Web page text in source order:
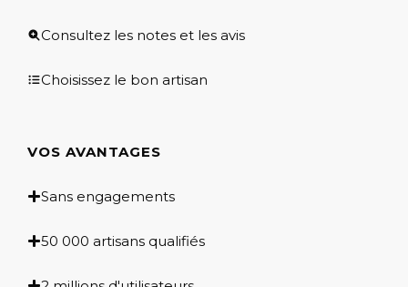
Consultez les notes et les avis
Choisissez le bon artisan
VOS AVANTAGES
Sans engagements
50 000 artisans qualifiés